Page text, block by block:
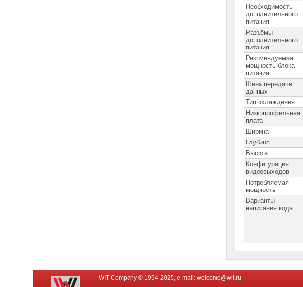
Необходимость
дополнительного
питания
Разъёмы
дополнительного
питания
Рекомендуемая
мощность блока
питания
Шина передачи
данных
Тип охлаждения
Низкопрофильная
плата
Ширина
Глубина
Высота
Конфигурация
видеовыходов
Потребляемая
мощность
Варианты
написания кода
WIT Company © 1994-2025, e-mail: welcome@wit.ru